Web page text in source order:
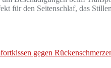
für den Seitenschlaf, das